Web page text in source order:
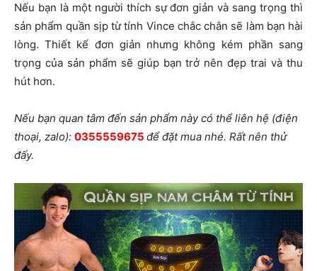
Nếu bạn là một người thích sự đơn giản và sang trọng thì
sản phẩm quần sịp từ tính Vince chắc chắn sẽ làm bạn hài
lòng. Thiết kế đơn giản nhưng không kém phần sang
trọng của sản phẩm sẽ giúp bạn trở nên đẹp trai và thu
hút hơn.
Nếu bạn quan tâm đến sản phẩm này có thể liên hệ (điện
thoại, zalo): 0355559675 để đặt mua nhé. Rất nên thử
đấy.